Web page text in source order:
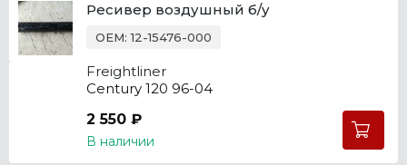
Ресивер воздушный б/у
OEM: 12-15476-000
Freightliner
Century 120 96-04
2 550 ₽
В наличии